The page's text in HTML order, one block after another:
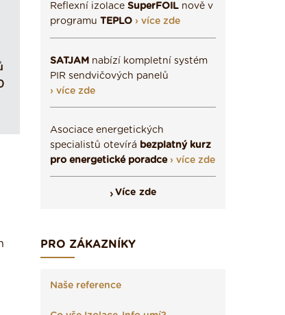
Reflexní izolace SuperFOIL nově v
programu TEPLO › více zde
SATJAM nabízí kompletní systém
PIR sendvičových panelů
› více zde
Asociace energetických
specialistů otevírá bezplatný kurz
pro energetické poradce › více zde
Více zde
PRO ZÁKAZNÍKY
Naše reference